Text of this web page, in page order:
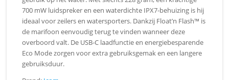
700 mW luidspreker en een waterdichte IPX7-behuizing is hij
ideaal voor zeilers en watersporters. Dankzij Float’n Flash™ is
de marifoon eenvoudig terug te vinden wanneer deze
overboord valt. De USB-C laadfunctie en energiebesparende
Eco Mode zorgen voor extra gebruiksgemak en een langere
gebruiksduur.